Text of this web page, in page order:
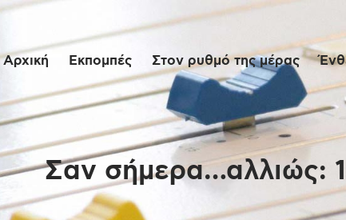
Αρχική Εκπομπές Στον ρυθμό της μέρας
Σαν σήμερα…αλλιώς:
Αρχική
Εκπομπές
Στον ρυθμό της
μέρας
Ένθετα